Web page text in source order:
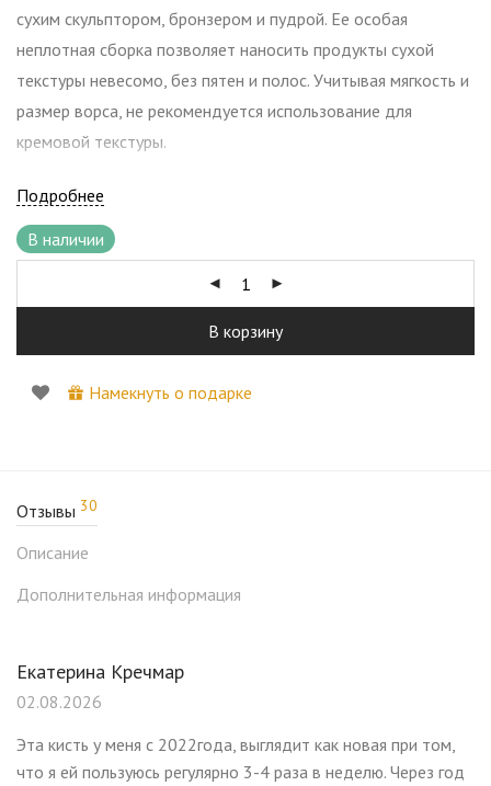
сухим скульптором, бронзером и пудрой. Ее особая
неплотная сборка позволяет наносить продукты сухой
текстуры невесомо, без пятен и полос. Учитывая мягкость и
размер ворса, не рекомендуется использование для
кремовой текстуры.
Применение: наберите косметический продукт на кисть и
нанесите на лицо.
Подробнее
В наличии
В корзину
Намекнуть о подарке
Отзывы 30
Описание
Дополнительная информация
Екатерина Кречмар
02.08.2026
Эта кисть у меня с 2022года, выглядит как новая при том,
что я ей пользуюсь регулярно 3-4 раза в неделю. Через год